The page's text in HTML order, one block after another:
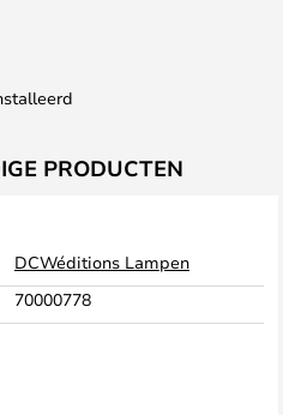
PRODUCTEN
DCWéditions Lampen
70000778